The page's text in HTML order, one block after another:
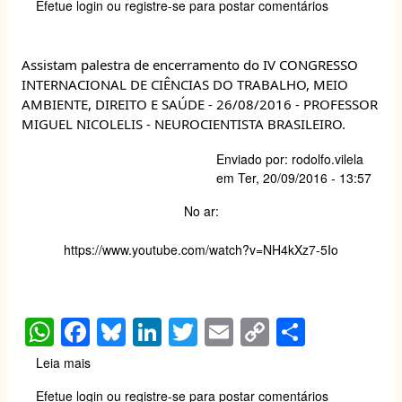
s
A
p
p
e
b
o
o
k
sk
y
e
dI
n
er y
Li
n
k
e
de
Segurança
do
Trabalho
Efetue login ou registre-se para postar comentários
Assistam palestra de encerramento do IV CONGRESSO
INTERNACIONAL DE CIÊNCIAS DO TRABALHO, MEIO
AMBIENTE, DIREITO E SAÚDE - 26/08/2016 - PROFESSOR
MIGUEL NICOLELIS - NEUROCIENTISTA BRASILEIRO.
Enviado por: rodolfo.vilela
em Ter, 20/09/2016 - 13:57
No ar:
https://www.youtube.com/watch?v=NH4kXz7-5Io
W
h
at
F
a
c
Bl
u
e
Li
n
k
T
wi
tt
E
m
ail
C
o
p ar
Leia mais
Efetue login ou registre-se para postar comentários